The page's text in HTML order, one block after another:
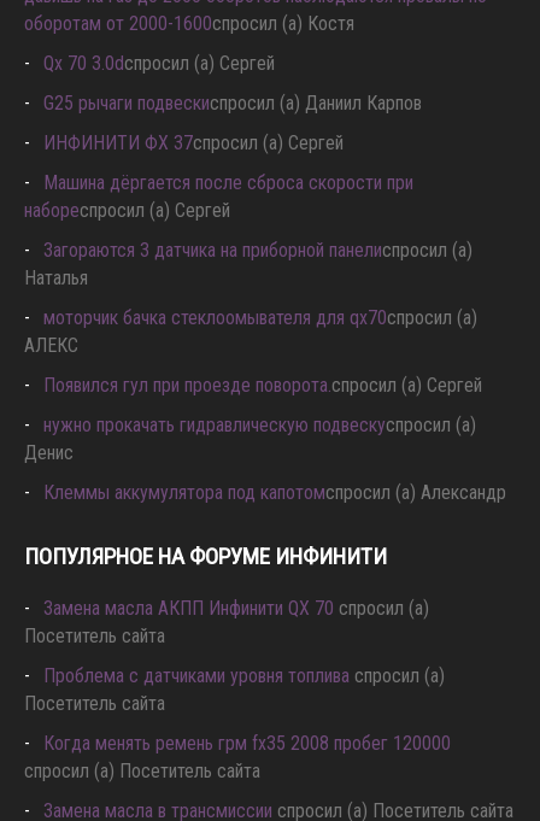
оборотам от 2000-1600спросил (а) Костя
Qx 70 3.0dспросил (а) Сергей
G25 рычаги подвескиспросил (а) Даниил Карпов
ИНФИНИТИ ФХ 37спросил (а) Сергей
Машина дёргается после сброса скорости при
набореспросил (а) Сергей
Загораются 3 датчика на приборной панелиспросил (а)
Наталья
моторчик бачка стеклоомывателя для qx70спросил (а)
АЛЕКС
Появился гул при проезде поворота.спросил (а) Сергей
нужно прокачать гидравлическую подвескуспросил (а)
Денис
Клеммы аккумулятора под капотомспросил (а) Александр
ПОПУЛЯРНОЕ НА ФОРУМЕ ИНФИНИТИ
Замена масла АКПП Инфинити QX 70 спросил (а)
Посетитель сайта
Проблема с датчиками уровня топлива спросил (а)
Посетитель сайта
Когда менять ремень грм fx35 2008 пробег 120000
спросил (а) Посетитель сайта
Замена масла в трансмиссии спросил (а) Посетитель сайта